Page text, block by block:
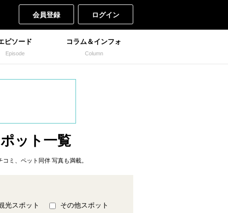
会員登録 ログイン
ピソード
Episode
コラム＆インフォ
Column
ット一覧
ミ、ペット同伴 写真も満載。
光スポット その他スポット